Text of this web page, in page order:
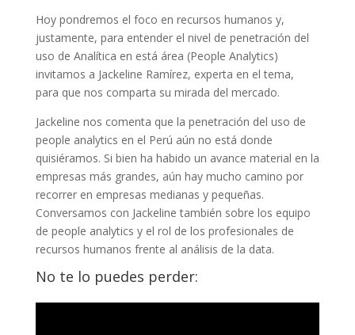
Hoy pondremos el foco en recursos humanos y,
justamente, para entender el nivel de penetración del
uso de Analítica en está área (People Analytics)
invitamos a Jackeline Ramírez, experta en el tema,
para que nos comparta su mirada del mercado.
Jackeline nos comenta que la penetración del uso de
people analytics en el Perú aún no está donde
quisiéramos. Si bien ha habido un avance material en la
empresas más grandes, aún hay mucho camino por
recorrer en empresas medianas y pequeñas.
Conversamos con Jackeline también sobre los equipo
de people analytics y el rol de los profesionales de
recursos humanos frente al análisis de la data.
No te lo puedes perder: